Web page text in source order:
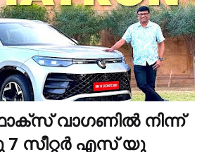
വാഗണിൽ നിന്ന്
7 സീറ്റർ എസ് യു